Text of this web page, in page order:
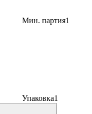
Мин. партия1
Упаковка1